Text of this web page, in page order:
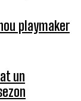
playmaker
un